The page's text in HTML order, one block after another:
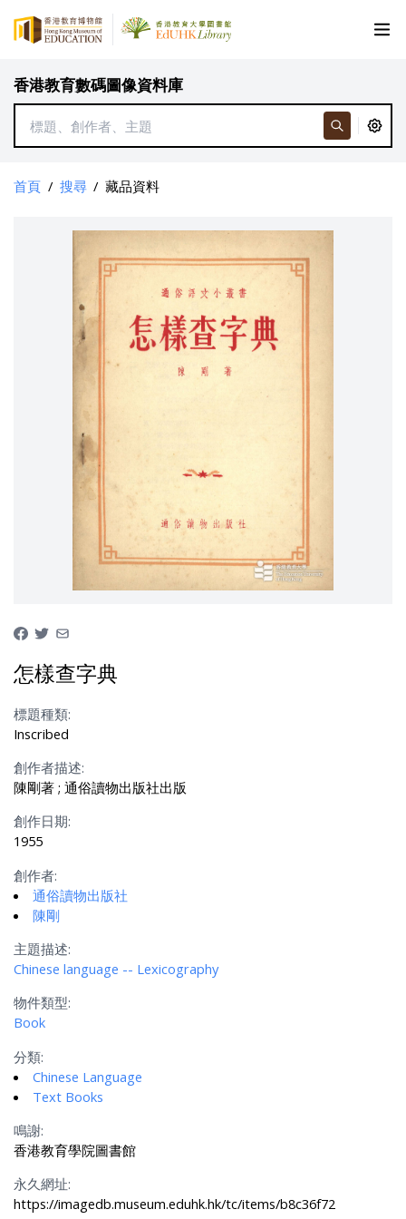
香港教育數碼圖像資料庫
首頁 / 搜尋 / 藏品資料
怎樣查字典
標題種類:
Inscribed
創作者描述:
陳剛著 ; 通俗讀物出版社出版
創作日期:
1955
創作者:
通俗讀物出版社
陳剛
主題描述:
Chinese language -- Lexicography
物件類型:
Book
分類:
Chinese Language
Text Books
鳴謝:
香港教育學院圖書館
永久網址:
https://imagedb.museum.eduhk.hk/tc/items/b8c36f72